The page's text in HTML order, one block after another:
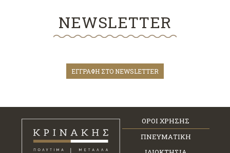
NEWSLETTER
ΕΓΓΡΑΦΗ ΣΤΟ NEWSLETTER
ΟΡΟΙ ΧΡΗΣΗΣ
ΠΝΕΥΜΑΤΙΚΗ